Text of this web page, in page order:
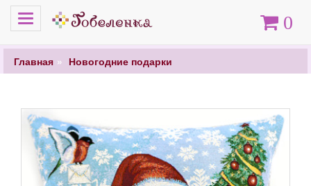
Меню Корзина
0
Главная Новогодние подарки